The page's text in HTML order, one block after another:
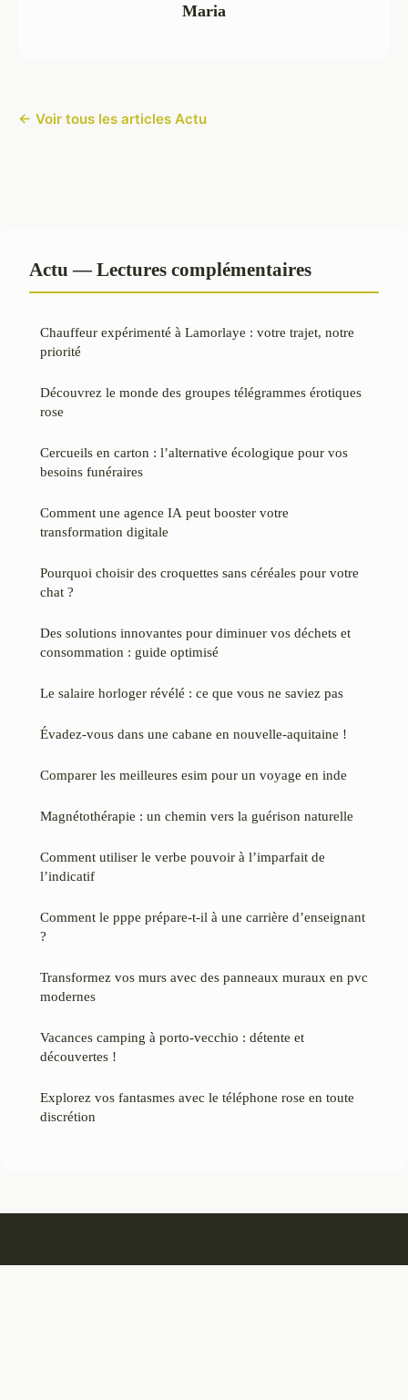
Maria
← Voir tous les articles Actu
Actu — Lectures complémentaires
Chauffeur expérimenté à Lamorlaye : votre trajet, notre
priorité
Découvrez le monde des groupes télégrammes érotiques
rose
Cercueils en carton : l’alternative écologique pour vos
besoins funéraires
Comment une agence IA peut booster votre
transformation digitale
Pourquoi choisir des croquettes sans céréales pour votre
chat ?
Des solutions innovantes pour diminuer vos déchets et
consommation : guide optimisé
Le salaire horloger révélé : ce que vous ne saviez pas
Évadez-vous dans une cabane en nouvelle-aquitaine !
Comparer les meilleures esim pour un voyage en inde
Magnétothérapie : un chemin vers la guérison naturelle
Comment utiliser le verbe pouvoir à l’imparfait de
l’indicatif
Comment le pppe prépare-t-il à une carrière d’enseignant
?
Transformez vos murs avec des panneaux muraux en pvc
modernes
Vacances camping à porto-vecchio : détente et
découvertes !
Explorez vos fantasmes avec le téléphone rose en toute
discrétion